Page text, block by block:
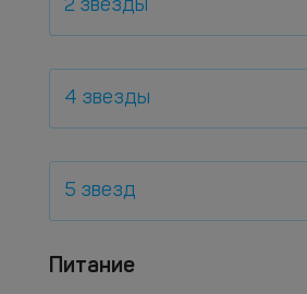
2 звезды
4 звезды
5 звезд
Питание